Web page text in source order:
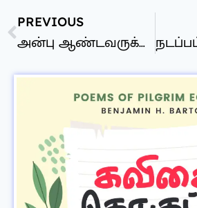
PREVIOUS
அன்பு ஆண்டவருக்கான அடக்க ஆராதனை